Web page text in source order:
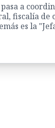
a
fiscalía de
es la